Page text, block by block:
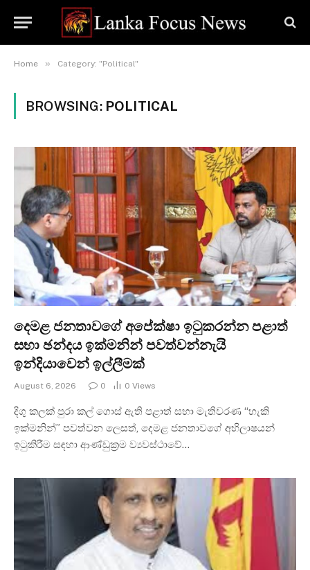
Home » Category: "Political"
BROWSING: POLITICAL
දෙමළ ජනතාවගේ අපේක්ෂා ඉටුකරන්න පළාත්
සභා ඡන්දය ඉක්මනින් පවත්වන්නැයි
ඉන්දියාවෙන් ඉල්ලීමක්
August 6, 2026 0 0 Views
දිගු කලක් පුරා කල් ගොස් ඇති පළාත් සභා මැතිවරණ “හැකි
ඉක්මනින්” පවත්වන ලෙසත්, දෙමළ ජනතාවගේ අභිලාෂයන්
ඉටුකිරීම සඳහා ආණ්ඩුක්‍රම ව්‍යවස්ථාවේ…